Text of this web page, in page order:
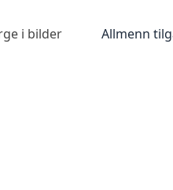
i bilder Allmenn